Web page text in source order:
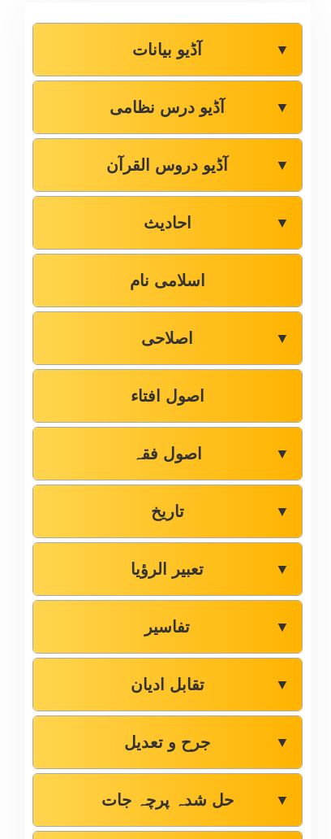
آڈیو بیانات ▼
آڈیو درس نظامی ▼
آڈیو دروس القرآن ▼
احادیث ▼
اسلامی نام
اصلاحی ▼
اصول افتاء
اصول فقہ ▼
تاریخ ▼
تعبیر الرؤیا ▼
تفاسیر ▼
تقابل ادیان ▼
جرح و تعدیل ▼
حل شدہ پرچہ جات ▼